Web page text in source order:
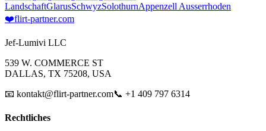
LandschaftGlarusSchwyzSolothurnAppenzell Ausserrhoden
❤️flirt-partner.com
Jef-Lumivi LLC
539 W. COMMERCE ST
DALLAS, TX 75208, USA
📧 kontakt@flirt-partner.com📞 +1 409 797 6314
Rechtliches